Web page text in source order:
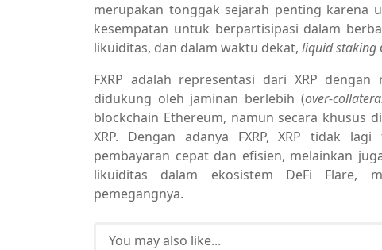
merupakan tonggak sejarah penting karena
kesempatan untuk berpartisipasi dalam
likuiditas, dan dalam waktu dekat, liquid staking
FXRP adalah representasi dari XRP
didukung oleh jaminan berlebih (over-
blockchain Ethereum, namun secara khusus
XRP. Dengan adanya FXRP, XRP tidak
pembayaran cepat dan efisien, melainkan
likuiditas dalam ekosistem DeFi Flare,
pemegangnya.
You may also like...